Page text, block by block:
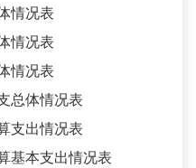
情况表
情况表
情况表
总体情况表
支出情况表
基本支出情况表